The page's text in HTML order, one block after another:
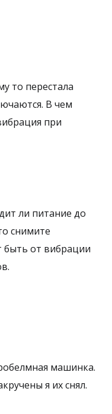
то перестала
В чем
при
ли питание до
снимите
от вибрации
машинка.
я их снял.